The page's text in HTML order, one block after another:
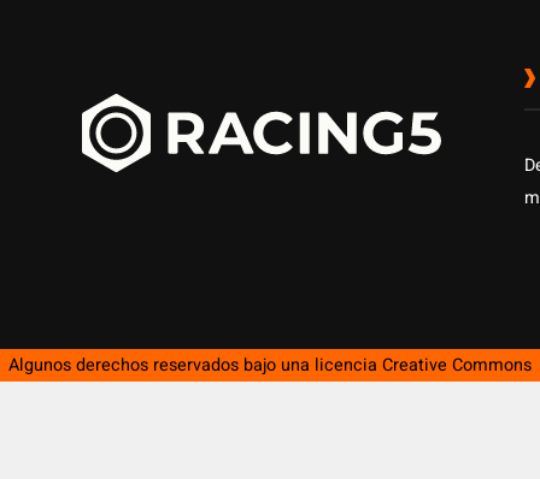
Algunos derechos reservados bajo una licencia Creative Commons